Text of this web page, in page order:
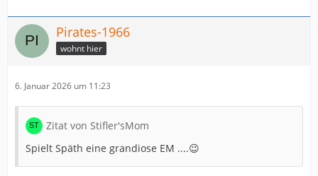
Pirates-1966
wohnt hier
6. Januar 2026 um 11:23
Zitat von Stifler'sMom
Spielt Späth eine grandiose EM ....😉